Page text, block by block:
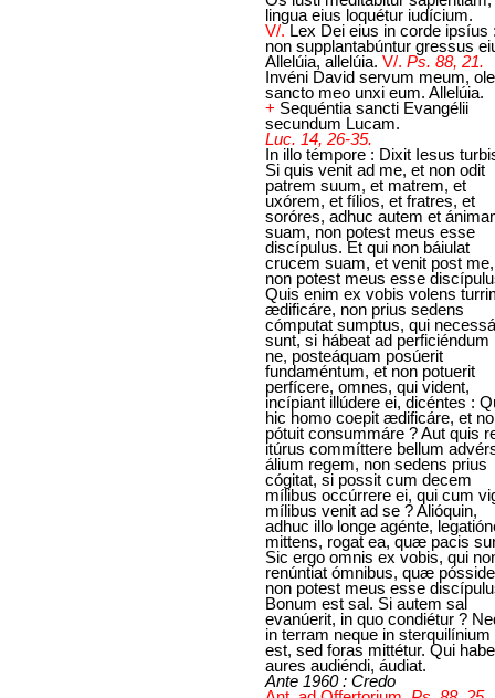
lingua eius loquétur iudícium.
V/.Lex Dei eius in corde ipsíus
non supplantabúntur gressus
Allelúia, allelúia. V/. Ps. 88, 21.
Invéni David servum meum,
sancto meo unxi eum. Allelúia.
+ Sequéntia sancti Evangélii
secundum Lucam.
Luc. 14, 26-35.
In illo témpore : Dixit Iesus
Si quis venit ad me, et non odit
patrem suum, et matrem, et
uxórem, et fílios, et fratres, et
soróres, adhuc autem et
suam, non potest meus esse
discípulus. Et qui non báiulat
crucem suam, et venit post me,
non potest meus esse
Quis enim ex vobis volens
ædificáre, non prius sedens
cómputat sumptus, qui
sunt, si hábeat ad perficiéndum
ne, posteáquam posúerit
fundaméntum, et non potuerit
perfícere, omnes, qui vident,
incípiant illúdere ei, dicéntes :
hic homo coepit ædificáre, et
pótuit consummáre ? Aut quis
itúrus commíttere bellum
álium regem, non sedens prius
cógitat, si possit cum decem
mílibus occúrrere ei, qui cum
mílibus venit ad se ? Alióquin,
adhuc illo longe agénte,
mittens, rogat ea, quæ pacis
Sic ergo omnis ex vobis, qui
renúntiat ómnibus, quæ
non potest meus esse
Bonum est sal. Si autem sal
evanúerit, in quo condiétur ?
in terram neque in sterquilínium
est, sed foras mittétur. Qui
aures audiéndi, áudiat.
Ante 1960 : Credo